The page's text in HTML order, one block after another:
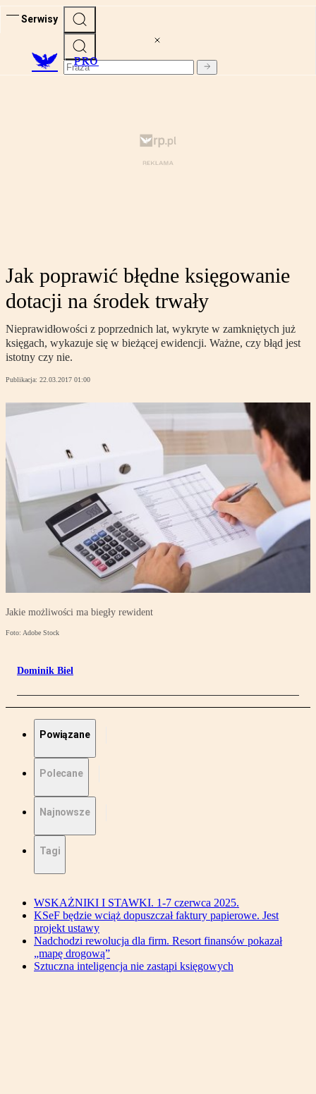
Serwisy
PRO
Jak poprawić błędne księgowanie
dotacji na środek trwały
Nieprawidłowości z poprzednich lat, wykryte w zamkniętych już
księgach, wykazuje się w bieżącej ewidencji. Ważne, czy błąd jest
istotny czy nie.
Publikacja: 22.03.2017 01:00
Jakie możliwości ma biegły rewident
Foto: Adobe Stock
Dominik Biel
Powiązane
Polecane
Najnowsze
Tagi
WSKAŻNIKI I STAWKI. 1-7 czerwca 2025.
KSeF będzie wciąż dopuszczał faktury papierowe. Jest
projekt ustawy
Nadchodzi rewolucja dla firm. Resort finansów pokazał
„mapę drogową”
Sztuczna inteligencja nie zastąpi księgowych